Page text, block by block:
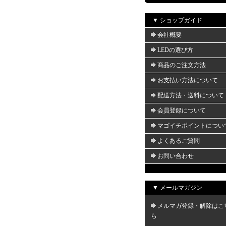
▼ ショップガイド
会社概要
LEDの選び方
商品のご注文方法
お支払い方法について
配送方法・送料について
会員登録について
マゴイチポイントについ
よくあるご質問
お問い合わせ
▼ メールマガジン
メルマガ登録・解除はこ
ら